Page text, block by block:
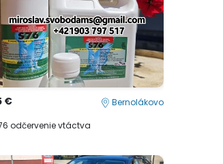
€ Bernolákovo
odčervenie vtáctva